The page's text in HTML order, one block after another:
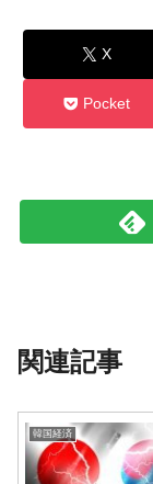
X
Pocket
関連記事
韓国経済